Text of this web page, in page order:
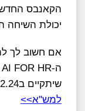
הקאנבס החדש
יכולת השיחה
אם חשוב לך
שיתקיים ב4.12.24 בלאגו אירועים.
למש"א>>